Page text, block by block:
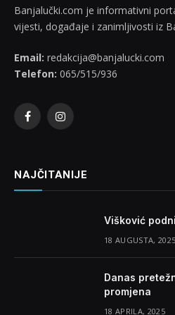
Banjalučki.com je informativni
vijesti, događaje i zanimljivosti iz
Email: redakcija@banjalucki.com
Telefon: 065/515/936
FacebookInstagram
NAJČITANIJE
Višković
18 AUGUSTA, 2025
Danas
promjena
18 APRILA, 2025